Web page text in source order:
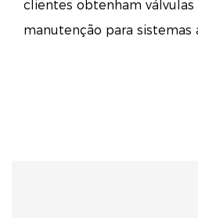
clientes obtenham
manutenção para sistemas